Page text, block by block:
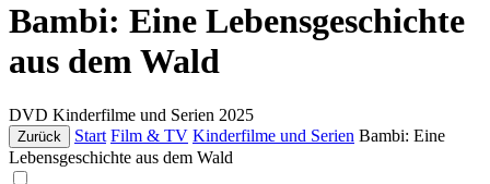
Bambi: Eine Lebensgeschichte
aus dem Wald
DVD Kinderfilme und Serien 2025
Zurück Start Film & TV Kinderfilme und Serien Bambi: Eine
Lebensgeschichte aus dem Wald